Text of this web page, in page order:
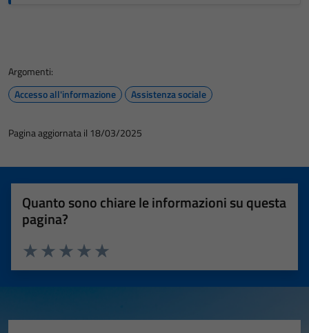
Argomenti:
Accesso all'informazione
Assistenza sociale
Pagina aggiornata il 18/03/2025
Quanto sono chiare le informazioni su questa
pagina?
Valuta 5 stelle su 5
Valuta 4 stelle su 5
Valuta 3 stelle su 5
Valuta 2 stelle su 5
Valuta 1 stelle su 5